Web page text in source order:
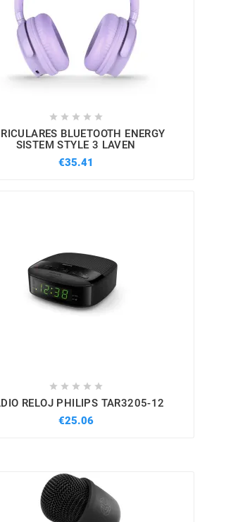
    
BLUETOOTH ENERGY
SISTEM STYLE 3 LAVEN
€35.41
    
RELOJ PHILIPS TAR3205-12
€25.06